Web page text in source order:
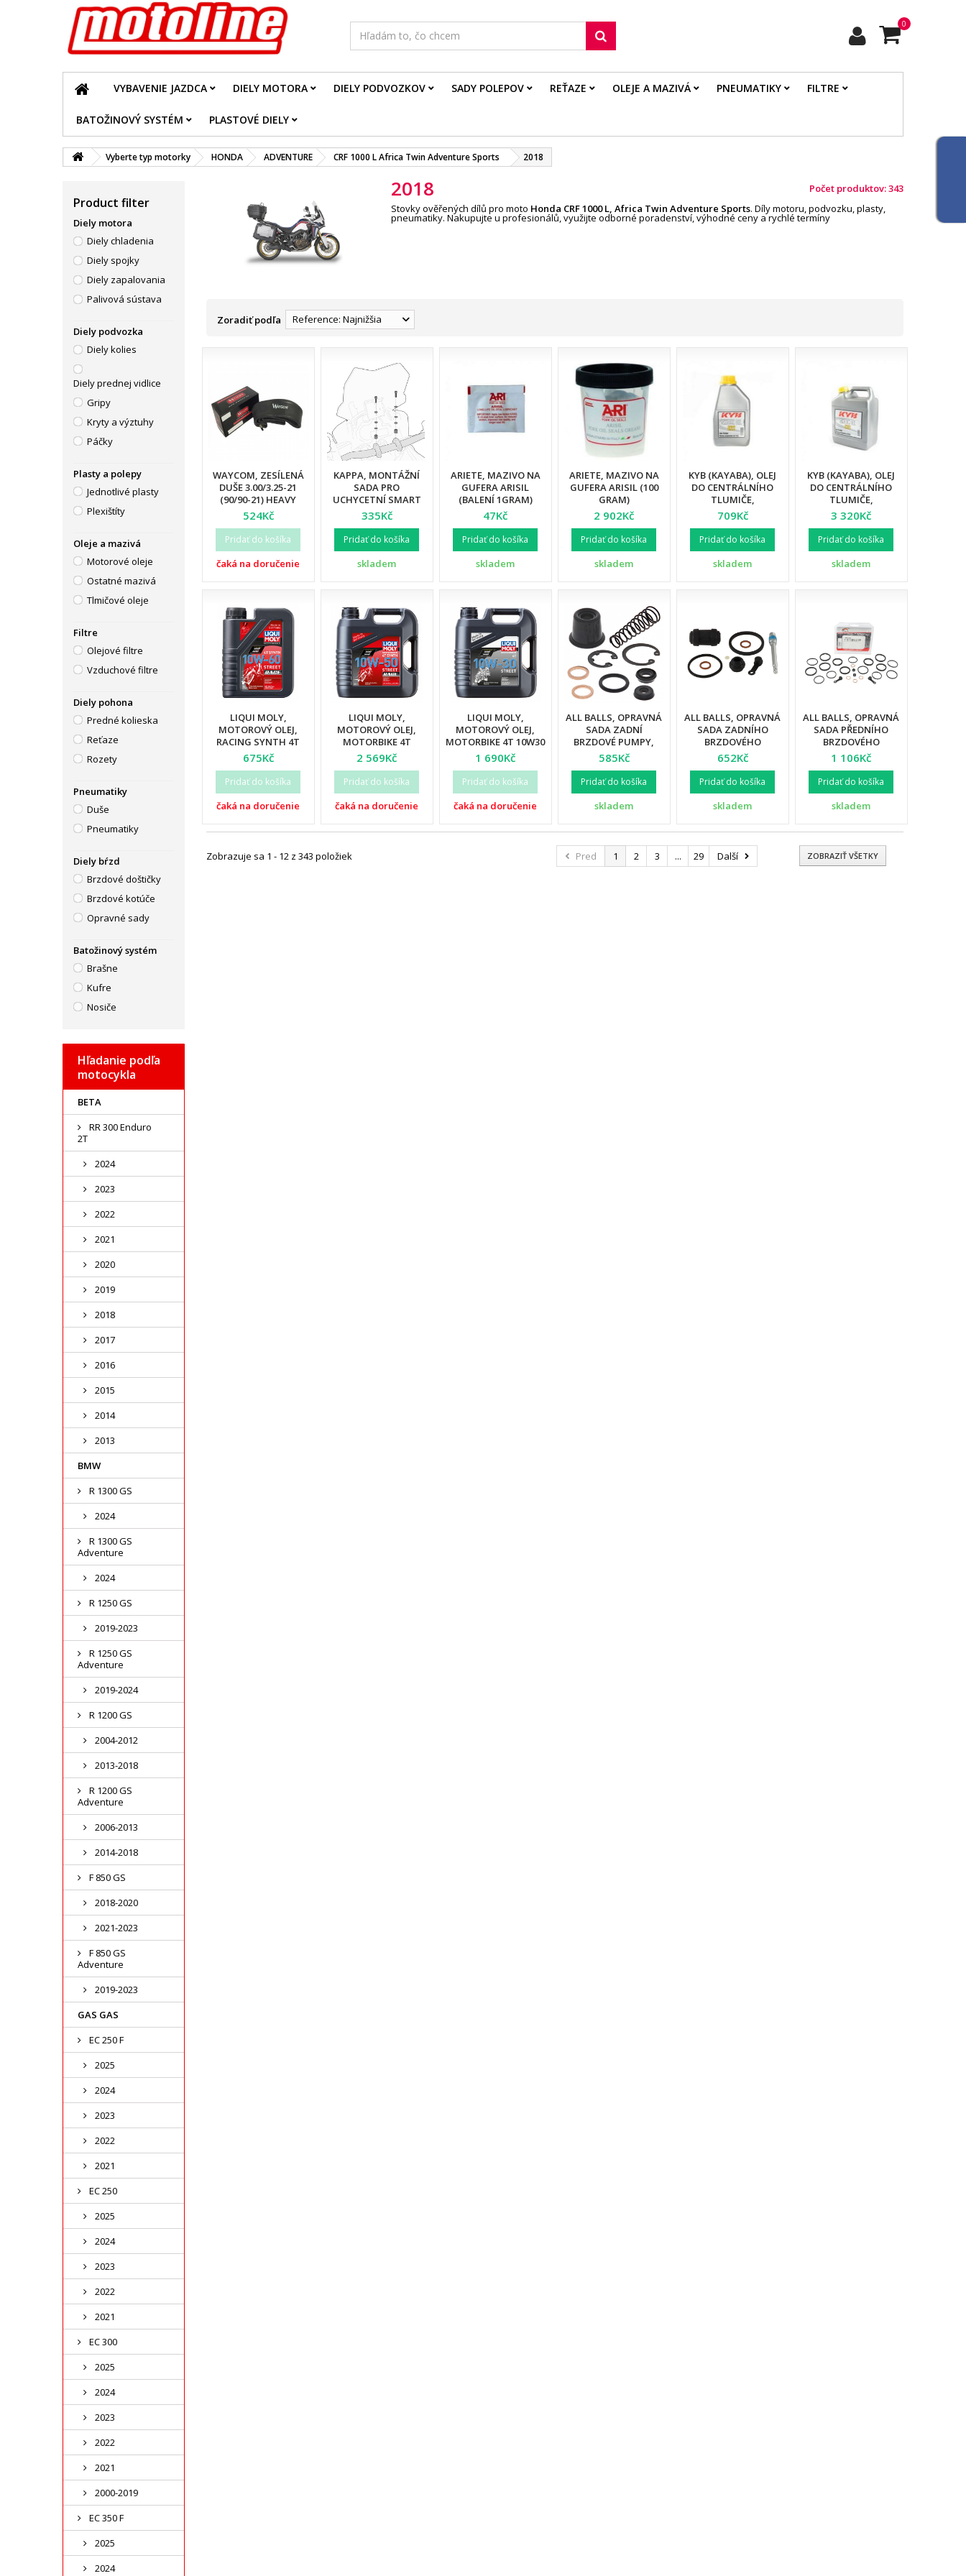
0
VYBAVENIE JAZDCA DIELY MOTORA DIELY PODVOZKOV SADY POLEPOV REŤAZE OLEJE A MAZIVÁ PNEUMATIKY FILTRE
BATOŽINOVÝ SYSTÉM PLASTOVÉ DIELY
Vyberte typ motorky HONDA ADVENTURE CRF 1000 L Africa Twin Adventure Sports 2018
Product filter
Diely motora
Diely chladenia
Diely spojky
Diely zapalovania
Palivová sústava
Diely podvozka
Diely kolies
Diely prednej vidlice
Gripy
Kryty a výztuhy
Páčky
Plasty a polepy
Jednotlivé plasty
Plexištíty
Oleje a mazivá
Motorové oleje
Ostatné mazivá
Tlmičové oleje
Filtre
Olejové filtre
Vzduchové filtre
Diely pohona
Predné kolieska
Reťaze
Rozety
Pneumatiky
Duše
Pneumatiky
Diely bŕzd
Brzdové doštičky
Brzdové kotúče
Opravné sady
Batožinový systém
Brašne
Kufre
Nosiče
Hľadanie podľa
motocykla
BETA
RR 300 Enduro
2T
2024
2023
2022
2021
2020
2019
2018
2017
2016
2015
2014
2013
BMW
R 1300 GS
2024
R 1300 GS
Adventure
2024
R 1250 GS
2019-2023
R 1250 GS
Adventure
2019-2024
R 1200 GS
2004-2012
2013-2018
R 1200 GS
Adventure
2006-2013
2014-2018
F 850 GS
2018-2020
2021-2023
F 850 GS
Adventure
2019-2023
GAS GAS
EC 250 F
2025
2024
2023
2022
2021
EC 250
2025
2024
2023
2022
2021
EC 300
2025
2024
2023
2022
2021
2000-2019
EC 350 F
2025
2024
2018
Počet produktov: 343
Stovky ověřených dílů pro moto Honda CRF 1000 L, Africa TwinAdventure Sports. Díly motoru, podvozku, plasty,
pneumatiky. Nakupujte u profesionálů, využijte odborné poradenství, výhodné ceny a rychlé termíny
Zoradiť podľa Reference: Najnižšia
WAYCOM, ZESÍLENÁ
DUŠE 3.00/3.25-21
(90/90-21) HEAVY
DUTY (T20075W) (12)
524Kč
Pridať do košíka
čaká na doručenie
KAPPA, MONTÁŽNÍ
SADA PRO
UCHYCETNÍ SMART
BAR, DUCATI /
HONDA / KAWASAKI /
BENELLI / KAWASAKI /
335Kč
Pridať do košíka
skladem
ARIETE, MAZIVO NA
GUFERA ARISIL
(BALENÍ 1GRAM)
47Kč
Pridať do košíka
skladem
ARIETE, MAZIVO NA
GUFERA ARISIL (100
GRAM)
2 902Kč
Pridať do košíka
skladem
KYB (KAYABA), OLEJ
DO CENTRÁLNÍHO
TLUMIČE,
MONOSHOCK SHOCK
OIL K2C 1L (AKC)
709Kč
Pridať do košíka
skladem
KYB (KAYABA), OLEJ
DO CENTRÁLNÍHO
TLUMIČE,
MONOSHOCK SHOCK
OIL K2C 5L (AKC)
3 320Kč
Pridať do košíka
skladem
LIQUI MOLY,
MOTOROVÝ OLEJ,
RACING SYNTH 4T
10W60 1L
675Kč
Pridať do košíka
čaká na doručenie
LIQUI MOLY,
MOTOROVÝ OLEJ,
MOTORBIKE 4T
SYNTH 10W50 RACE
4L
2 569Kč
Pridať do košíka
čaká na doručenie
LIQUI MOLY,
MOTOROVÝ OLEJ,
MOTORBIKE 4T 10W30
STREET 4L
1 690Kč
Pridať do košíka
čaká na doručenie
ALL BALLS, OPRAVNÁ
SADA ZADNÍ
BRZDOVÉ PUMPY,
HONDA / YAMAHA /
KAWASAKI / SUZUKI
585Kč
Pridať do košíka
skladem
ALL BALLS, OPRAVNÁ
SADA ZADNÍHO
BRZDOVÉHO
TŘMENU, HONDA
CB600F '03-'06,
CBF1000 '06-'12,
CBR600/1000RR,
652Kč
Pridať do košíka
skladem
ALL BALLS, OPRAVNÁ
SADA PŘEDNÍHO
BRZDOVÉHO
TŘMENU, HONDA
CRF1000 AFRICA TWIN
16-17
1 106Kč
Pridať do košíka
skladem
Pred 1 2 3 ... 29 Další ZOBRAZIŤ VŠETKY
Zobrazuje sa 1 - 12 z 343 položiek